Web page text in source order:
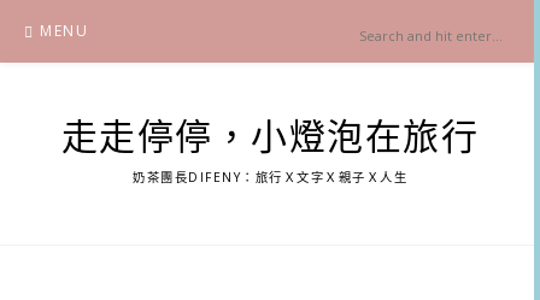
content
MENU
走走停停，小燈泡在旅行
奶茶團長DIFENY：旅行Ｘ文字Ｘ親子Ｘ人生